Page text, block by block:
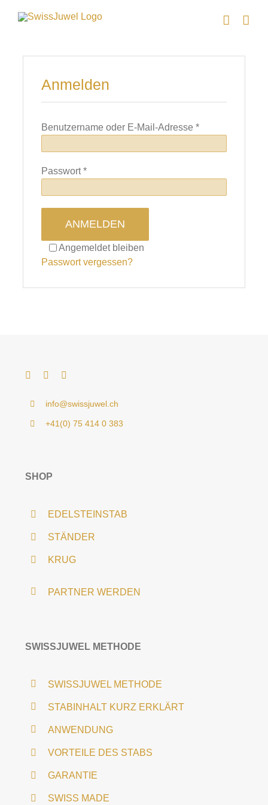
Anmelden
Benutzername oder E-Mail-Adresse *Erforderlich
Passwort*Erforderlich
Angemeldet bleiben
ANMELDEN
Passwort vergessen?
info@swissjuwel.ch
+41(0) 75 414 0 383
SHOP
EDELSTEINSTAB
STÄNDER
KRUG
PARTNER WERDEN
SWISSJUWEL METHODE
SWISSJUWEL METHODE
STABINHALT KURZ ERKLÄRT
ANWENDUNG
VORTEILE DES STABS
GARANTIE
SWISS MADE